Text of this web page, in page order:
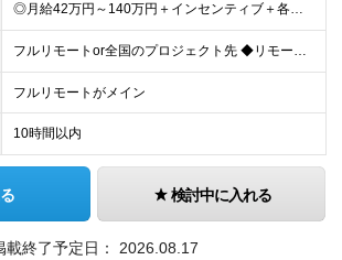
◎月給42万円～140万円＋インセンティブ＋各種手当 ・エンジニア平均年収640万円 ・入社したエンジニア全員年収UP！平均180万円UP！ ・還元率80~95%！平均還元率86.9% ・単価連動型⇒
フルリモートor全国のプロジェクト先 ◆リモート実施率93%（リモート／出社の頻度も自分で選べる） ◆UIターン歓迎！転勤なし ※(変更の範囲)上記を除く当社関連勤務地 ＼独立した評価機関による評価
フルリモートがメイン
10時間以内
検討中に入れる
載終了予定日： 2026.08.17